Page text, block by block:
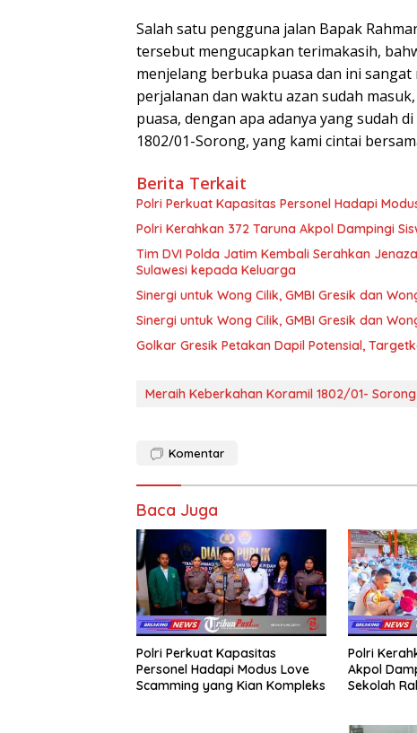
Salah satu pengguna jalan Bapak
tersebut mengucapkan terimakasih,
menjelang berbuka puasa dan ini
perjalanan dan waktu azan sudah
puasa, dengan apa adanya yang sudah
1802/01-Sorong, yang kami cintai
Berita Terkait
Polri Perkuat Kapasitas Personel Hadapi
Polri Kerahkan 372 Taruna Akpol Dampingi
Tim DVI Polda Jatim Kembali Serahkan
Sulawesi kepada Keluarga
Sinergi untuk Wong Cilik, GMBI Gresik dan
Sinergi untuk Wong Cilik, GMBI Gresik dan
Golkar Gresik Petakan Dapil Potensial,
Meraih Keberkahan Koramil 1802/01- Sorong
Komentar
Baca Juga
Polri Perkuat Kapasitas
Personel Hadapi Modus Love
Scamming yang Kian Kompleks
Polri
Akpol
Sekolah